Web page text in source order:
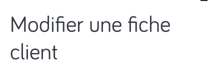
Modifier une fiche
client